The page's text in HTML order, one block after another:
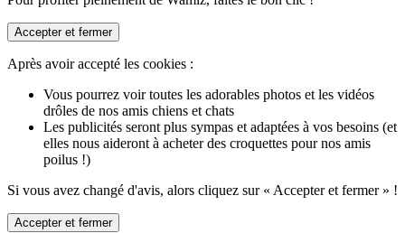
Accepter et fermer
Après avoir accepté les cookies :
Vous pourrez voir toutes les adorables photos et les vidéos
drôles de nos amis chiens et chats
Les publicités seront plus sympas et adaptées à vos besoins (et
elles nous aideront à acheter des croquettes pour nos amis
poilus !)
Si vous avez changé d'avis, alors cliquez sur « Accepter et fermer » !
Accepter et fermer